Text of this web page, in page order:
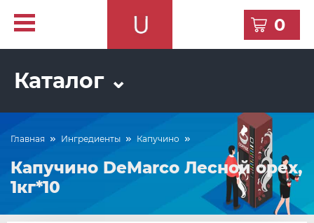
0
Каталог ⌄
Главная Ингредиенты Капучино
Капучино DeMarco Лесной орех,
1кг*10